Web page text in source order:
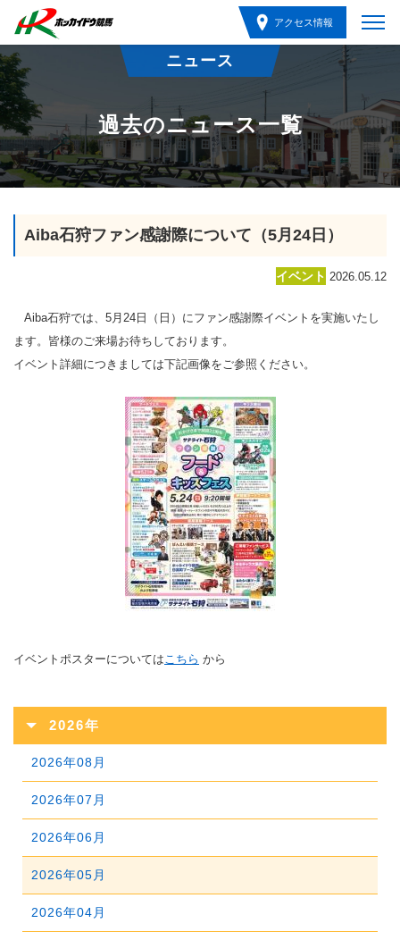
アクセス情報
ニュース
過去のニュース一覧
Aiba石狩ファン感謝際について（5月24日）
イベント 2026.05.12
Aiba石狩では、5月24日（日）にファン感謝際イベントを実施いたし
ます。皆様のご来場お待ちしております。
イベント詳細につきましては下記画像をご参照ください。
イベントポスターについてはこちら から
2026年
2026年08月
2026年07月
2026年06月
2026年05月
2026年04月